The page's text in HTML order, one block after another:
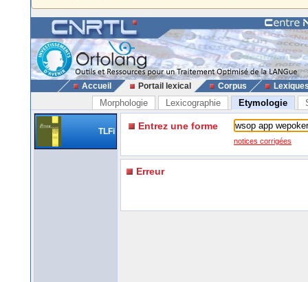
Accueil Portail lexical Corpus
Morphologie Lexicographie Etymologie
TLFi Entrez une forme
notices corrigées
Erreur